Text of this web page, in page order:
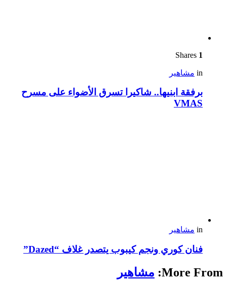
1
in مشاهير
برفقة ابنيها.. شاكيرا تسرق الأضواء على مسرح
VMAS
in مشاهير
فنان كوري ونجم كيبوب يتصدر غلاف “Dazed”
More From: مشاهير